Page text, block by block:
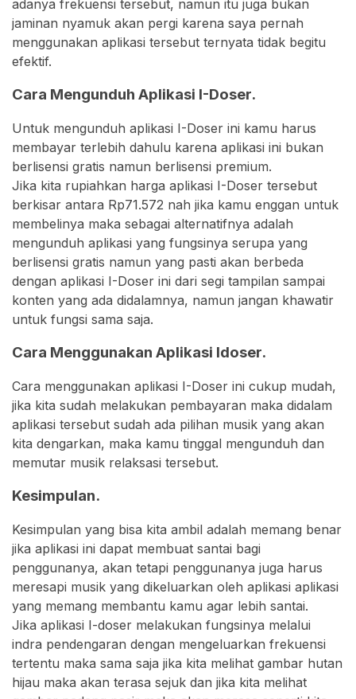
adanya frekuensi tersebut, namun itu juga bukan
jaminan nyamuk akan pergi karena saya pernah
menggunakan aplikasi tersebut ternyata tidak begitu
efektif.
Cara Mengunduh Aplikasi I-Doser.
Untuk mengunduh aplikasi I-Doser ini kamu harus
membayar terlebih dahulu karena aplikasi ini bukan
berlisensi gratis namun berlisensi premium.
Jika kita rupiahkan harga aplikasi I-Doser tersebut
berkisar antara Rp71.572 nah jika kamu enggan untuk
membelinya maka sebagai alternatifnya adalah
mengunduh aplikasi yang fungsinya serupa yang
berlisensi gratis namun yang pasti akan berbeda
dengan aplikasi I-Doser ini dari segi tampilan sampai
konten yang ada didalamnya, namun jangan khawatir
untuk fungsi sama saja.
Cara Menggunakan Aplikasi Idoser.
Cara menggunakan aplikasi I-Doser ini cukup mudah,
jika kita sudah melakukan pembayaran maka didalam
aplikasi tersebut sudah ada pilihan musik yang akan
kita dengarkan, maka kamu tinggal mengunduh dan
memutar musik relaksasi tersebut.
Kesimpulan.
Kesimpulan yang bisa kita ambil adalah memang benar
jika aplikasi ini dapat membuat santai bagi
penggunanya, akan tetapi penggunanya juga harus
meresapi musik yang dikeluarkan oleh aplikasi aplikasi
yang memang membantu kamu agar lebih santai.
Jika aplikasi I-doser melakukan fungsinya melalui
indra pendengaran dengan mengeluarkan frekuensi
tertentu maka sama saja jika kita melihat gambar hutan
hijau maka akan terasa sejuk dan jika kita melihat